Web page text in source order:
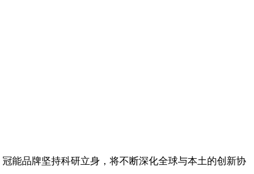
能品牌坚持科研立身，将不断深化全球与本土的创新协